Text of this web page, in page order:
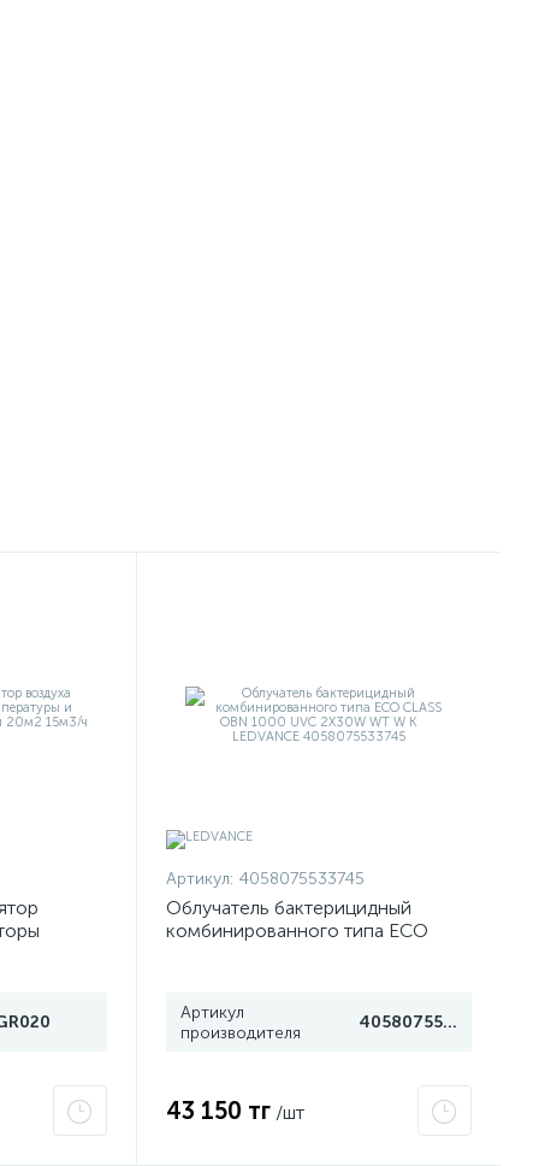
Артикул: 4058075533745
Облучатель бактерицидный
комбинированного типа ECO
Артикул
производителя
4058075533745
43 150 тг /шт